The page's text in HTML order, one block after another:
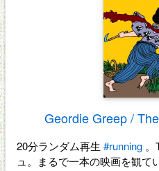
Geordie Greep /
20分ランダム再生 #running
ュ。まるで一本の映画を観て